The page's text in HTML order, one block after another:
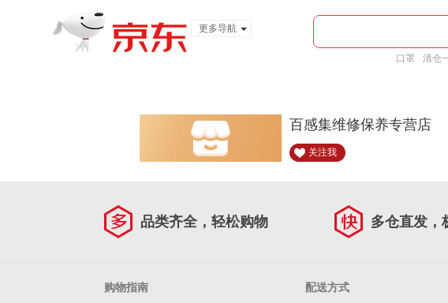
更多导航
口罩 清仓
百感集维修保养专营店
关注我
品类齐全，轻松购物 多仓直发，
购物指南 配送方式